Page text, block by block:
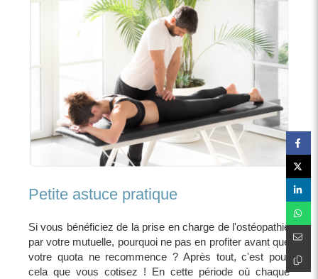
Petite astuce pratique
Si vous bénéficiez de la prise en charge de l'ostéopathie
par votre mutuelle, pourquoi ne pas en profiter avant que
votre quota ne recommence ? Après tout, c'est pour
cela que vous cotisez ! En cette période où chaque